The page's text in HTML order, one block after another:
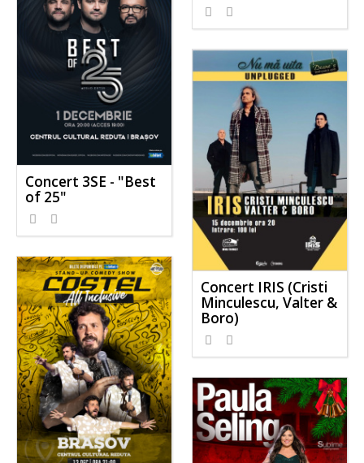
Concert 3SE - "Best
of 25"
Concert IRIS (Cristi
Minculescu, Valter &
Boro)